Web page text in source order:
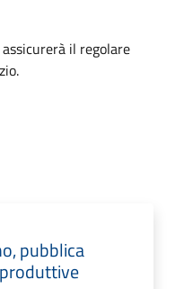
assicurerà il regolare
pubblica